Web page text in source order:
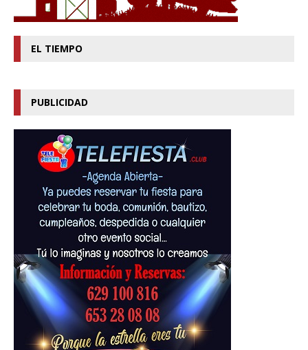
EL TIEMPO
PUBLICIDAD